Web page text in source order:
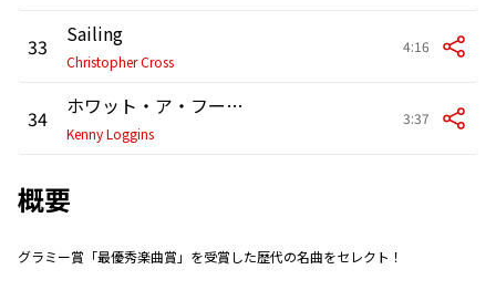
33 Sailing
Christopher Cross
4:16
34 ホワット・ア・フール・ビリーヴス
Kenny Loggins
3:37
概要
グラミー賞「最優秀楽曲賞」を受賞した歴代の名曲をセレクト！